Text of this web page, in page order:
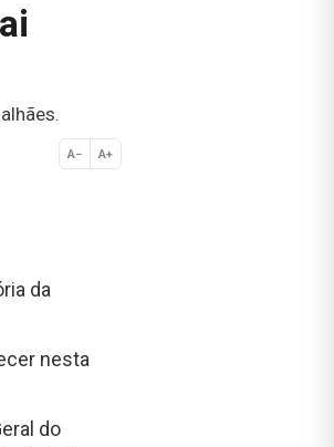
A− A+
Normal
da
nesta
do